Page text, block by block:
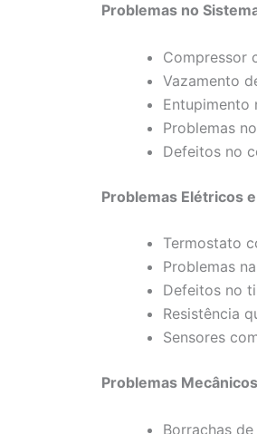
Problemas no
Compressor
Vazamento
Entupimento
Problemas
Defeitos no
Problemas Elétricos
Termostato
Problemas
Defeitos no
Resistência
Sensores
Problemas
Borrachas